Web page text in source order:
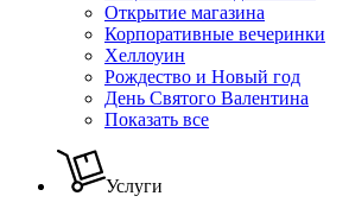
Открытие магазина
Корпоративные вечеринки
Хеллоуин
Рождество и Новый год
День Святого Валентина
Показать все
Услуги